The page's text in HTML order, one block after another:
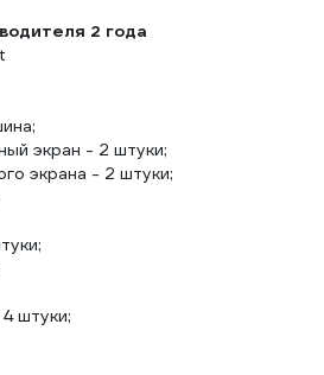
2 года
экран - 2 штуки;
экрана - 2 штуки;
штуки;